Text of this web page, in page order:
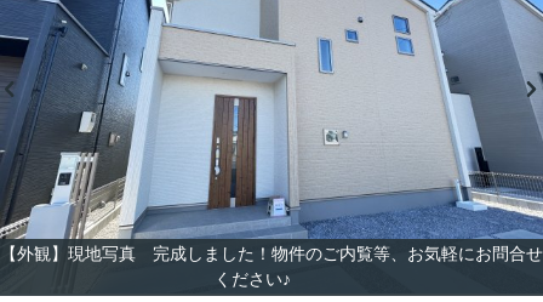
【外観】現地写真 完成しました！物件のご内覧等、お気軽にお問合せ
ください♪